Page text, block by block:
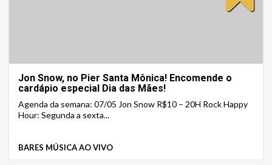
Jon Snow, no Pier Santa Mônica! Encomende o
cardápio especial Dia das Mães!
Agenda da semana: 07/05 Jon Snow R$10 – 20H Rock Happy
Hour: Segunda a sexta...
BARES MÚSICA AO VIVO